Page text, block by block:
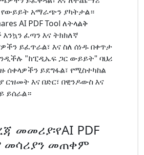
አማራጭን ያካትታል።
AI PDF Tool ለትላልቅ
ፈጣን እና ትክክለኛ
ይፈጥራል፣ እና ስለ ሰነዱ በቀጥታ
"ከፒዲኤፍ ጋር ውይይት" ባህሪ
ሰቀላዎችን ይደግፋል፣ የሚስተካከል
ርዝመት እና በድር፣ በዊንዶውስ እና
ይሰራል።
መመሪያ፡የAI PDF
መሳሪያን መጠቀም